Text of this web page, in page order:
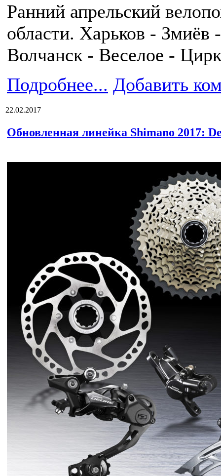
Ранний апрельский
области. Харьков -
Волчанск - Веселое -
Подробнее... Добавить
22.02.2017
Обновленная линейка Shimano 2017: